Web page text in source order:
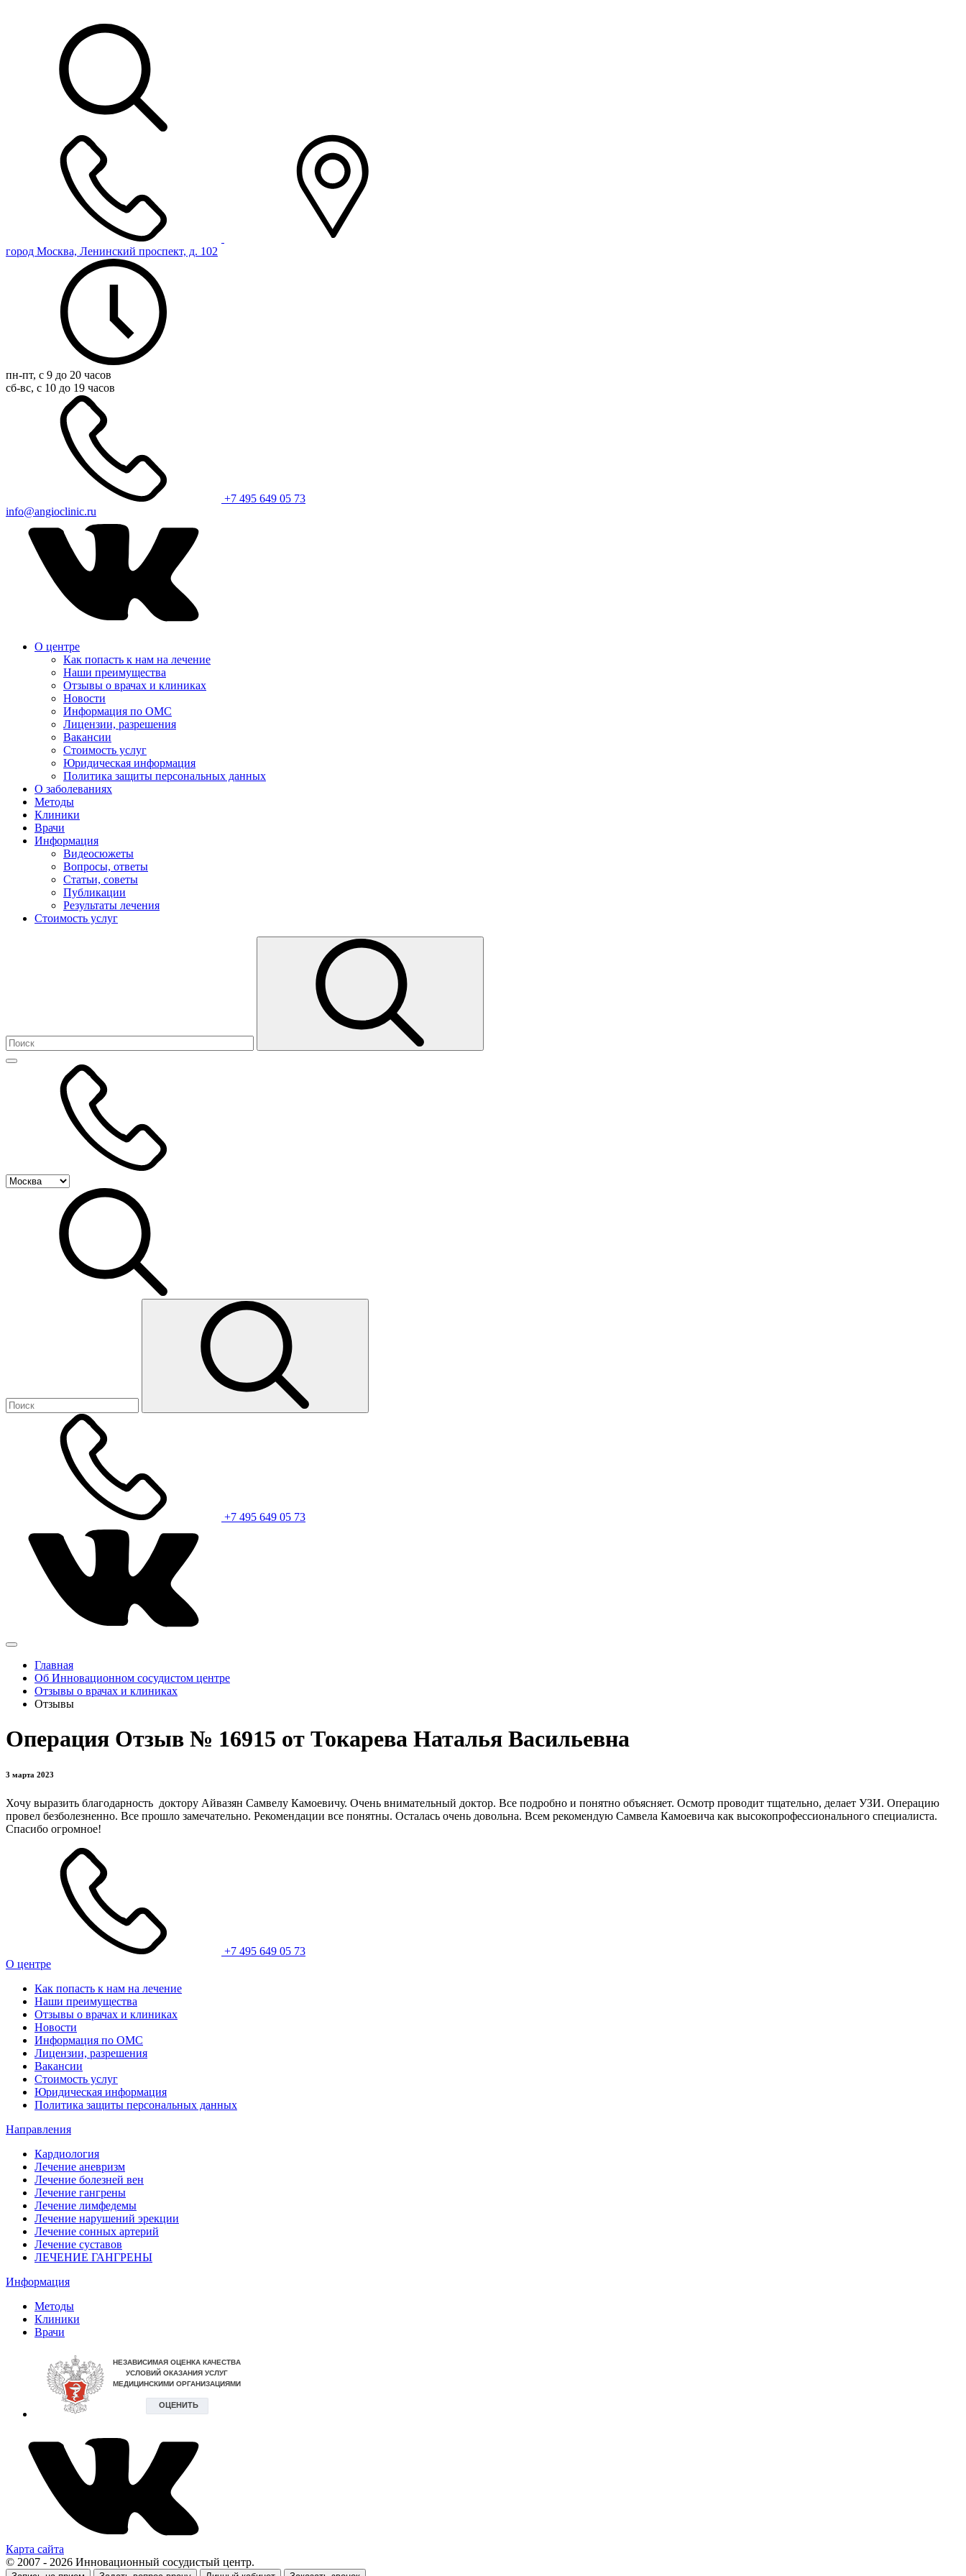
город Москва, Ленинский проспект, д. 102
пн-пт, с 9 до 20 часов
сб-вс, с 10 до 19 часов
+7 495 649 05 73
info@angioclinic.ru
О центре
Как попасть к нам на лечение
Наши преимущества
Отзывы о врачах и клиниках
Новости
Информация по ОМС
Лицензии, разрешения
Вакансии
Стоимость услуг
Юридическая информация
Политика защиты персональных данных
О заболеваниях
Методы
Клиники
Врачи
Информация
Видеосюжеты
Вопросы, ответы
Статьи, советы
Публикации
Результаты лечения
Стоимость услуг
+7 495 649 05 73
Главная
Об Инновационном сосудистом центре
Отзывы о врачах и клиниках
Отзывы
Операция Отзыв № 16915 от Токарева Наталья Васильевна
3 марта 2023
Хочу выразить благодарность доктору Айвазян Самвелу Камоевичу. Очень внимательный доктор. Все подробно и понятно объясняет. Осмотр проводит тщательно, делает УЗИ. Операцию
провел безболезненно. Все прошло замечательно. Рекомендации все понятны. Осталась очень довольна. Всем рекомендую Самвела Камоевича как высокопрофессионального специалиста.
Спасибо огромное!
+7 495 649 05 73
О центре
Как попасть к нам на лечение
Наши преимущества
Отзывы о врачах и клиниках
Новости
Информация по ОМС
Лицензии, разрешения
Вакансии
Стоимость услуг
Юридическая информация
Политика защиты персональных данных
Направления
Кардиология
Лечение аневризм
Лечение болезней вен
Лечение гангрены
Лечение лимфедемы
Лечение нарушений эрекции
Лечение сонных артерий
Лечение суставов
ЛЕЧЕНИЕ ГАНГРЕНЫ
Информация
Методы
Клиники
Врачи
Карта сайта
© 2007 - 2026 Инновационный сосудистый центр.